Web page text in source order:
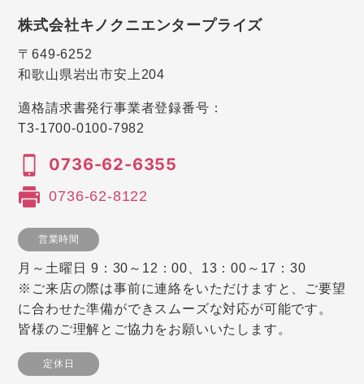
株式会社キノクニエンタープライズ
〒649-6252
和歌山県岩出市安上204
適格請求書発行事業者登録番号：
T3-1700-0100-7982
0736-62-6355
0736-62-8122
営業時間
月～土曜日 9：30～12：00、13：00～17：30
※ご来店の際は事前に連絡をいただけますと、ご要望
に合わせた準備ができスムーズな対応が可能です。
皆様のご理解とご協力をお願いいたします。
定休日